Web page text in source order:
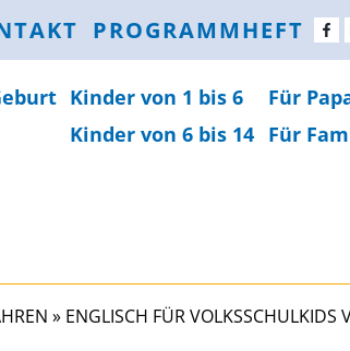
PROGRAMMHEFT
Kinder von 1 bis 6 Für
Kinder von 6 bis 14 Für
» ENGLISCH FÜR VOLKSSCHULKIDS